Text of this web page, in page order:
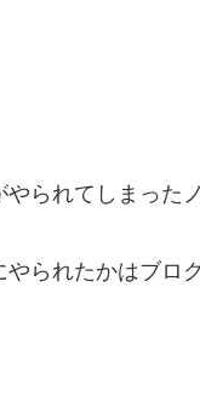
やられてしまっ
られたかはブロ